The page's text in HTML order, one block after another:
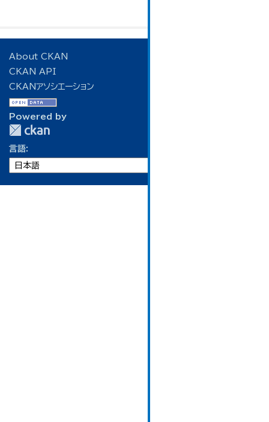
About CKAN
CKAN API
CKANアソシエーション
Powered by
言語